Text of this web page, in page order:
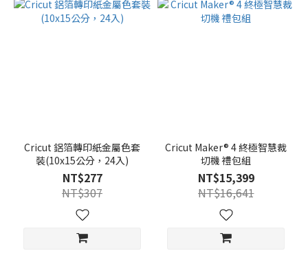
Cricut 鋁箔轉印紙金屬色套
裝(10x15公分，24入)
NT$277
NT$307
Cricut Maker® 4 終極智慧裁
切機 禮包組
NT$15,399
NT$16,641